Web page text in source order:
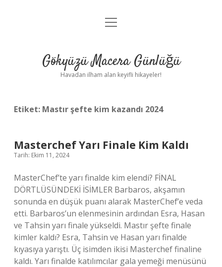
Anasayfa
Yasal Uyarı
menüyü
Gökyüzü Macera Günlüğü
Havadan ilham alan keyifli hikayeler!
Etiket: Mastır şefte kim kazandı 2024
Masterchef Yarı Finale Kim Kaldı
Tarih: Ekim 11, 2024
MasterChef’te yarı finalde kim elendi? FİNAL
DÖRTLÜSÜNDEKİ İSİMLER Barbaros, akşamın
sonunda en düşük puanı alarak MasterChef’e veda
etti. Barbaros’un elenmesinin ardından Esra, Hasan
ve Tahsin yarı finale yükseldi. Mastır şefte finale
kimler kaldı? Esra, Tahsin ve Hasan yarı finalde
kıyasıya yarıştı. Üç isimden ikisi Masterchef finaline
kaldı. Yarı finalde katılımcılar gala yemeği menüsünü